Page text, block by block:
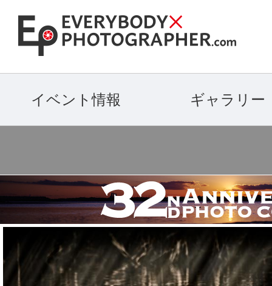
イベント情報 ギャラリー